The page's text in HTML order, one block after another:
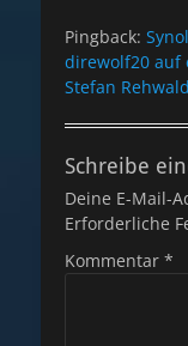
Pingback:
direwolf20 auf
Stefan Rehwald
Schreibe
Deine E-Mail-
Erforderliche
Kommentar *